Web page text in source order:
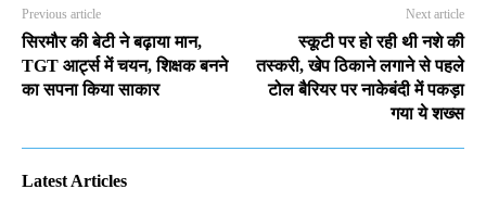
Previous article
सिरमौर की बेटी ने बढ़ाया मान,
TGT आर्ट्स में चयन, शिक्षक बनने
का सपना किया साकार
Next article
स्कूटी पर हो रही थी नशे की
तस्करी, खेप ठिकाने लगाने से पहले
टोल बैरियर पर नाकेबंदी में पकड़ा
गया ये शख्स
Latest Articles